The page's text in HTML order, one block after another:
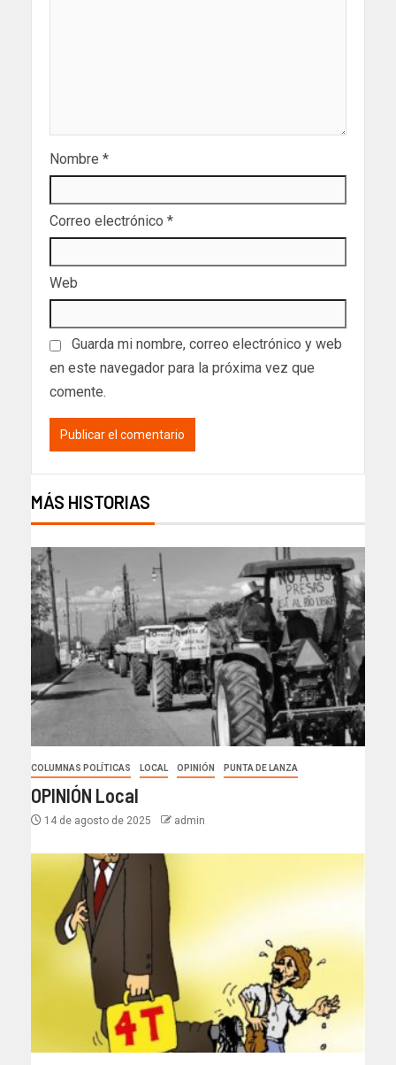
Nombre *
Correo electrónico *
Web
Guarda mi nombre, correo electrónico y web
en este navegador para la próxima vez que
comente.
MÁS HISTORIAS
COLUMNAS POLÍTICAS LOCAL OPINIÓN PUNTA DE LANZA
OPINIÓN Local
14 de agosto de 2025 admin